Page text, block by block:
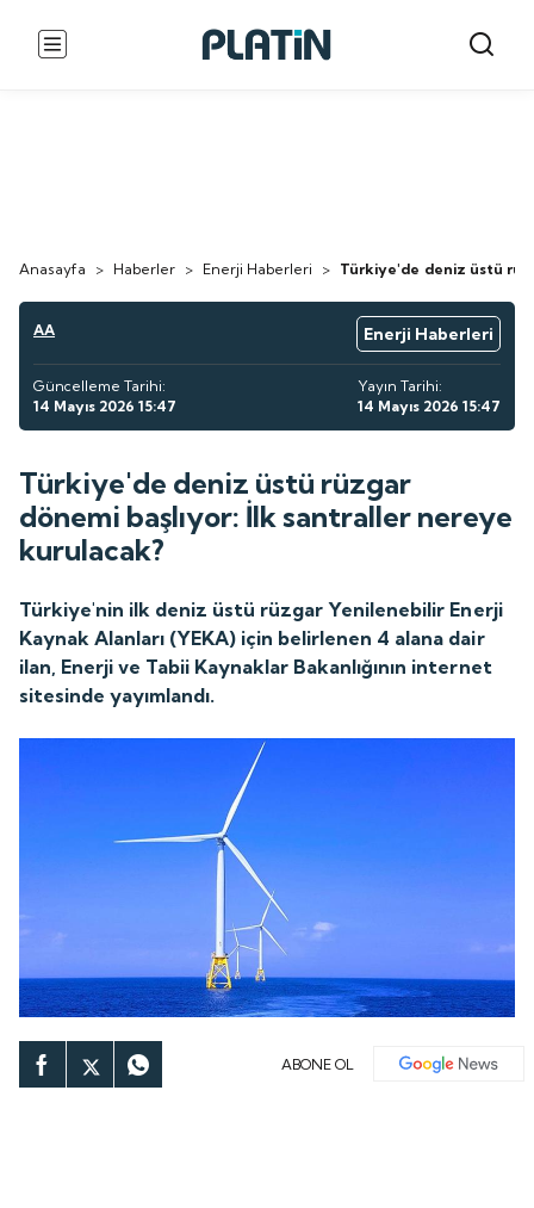
Anasayfa > Haberler > Enerji Haberleri > Türkiye'de deniz üstü
AA Enerji Haberleri
Güncelleme Tarihi:
14 Mayıs 2026 15:47
Yayın Tarihi:
14 Mayıs 2026 15:47
Türkiye'de deniz üstü rüzgar
dönemi başlıyor: İlk santraller nereye
kurulacak?
Türkiye'nin ilk deniz üstü rüzgar Yenilenebilir Enerji
Kaynak Alanları (YEKA) için belirlenen 4 alana dair
ilan, Enerji ve Tabii Kaynaklar Bakanlığının internet
sitesinde yayımlandı.
ABONE OL